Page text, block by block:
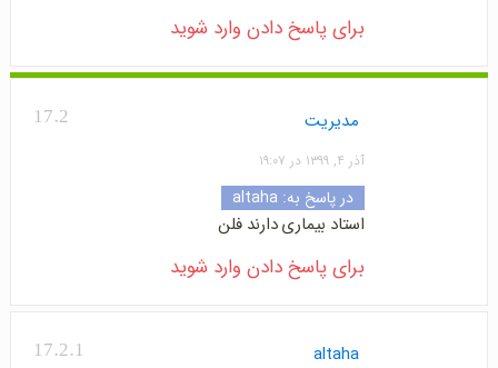
برای پاسخ دادن وارد شوید
17.2 مدیریت
آذر ۴, ۱۳۹۹ در ۱۹:۰۷
در پاسخ به: altaha
استاد بیماری دارند فلن
برای پاسخ دادن وارد شوید
17.2.1 altaha